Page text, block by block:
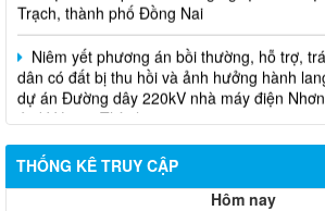
Niêm yết phương án bồi thường, hỗ trợ,
dân có đất bị thu hồi và ảnh hưởng hành
dự án Đường dây 220kV nhà máy điện
áp kV Long Thành
định cư của các hộ dân có đất bị thu hồi
đường 25B cũ đoạn từ Trung tâm huyện
51, huyện Long Thành và huyện Nhơn Trạch
THỐNG KÊ TRUY CẬP
Hôm nay